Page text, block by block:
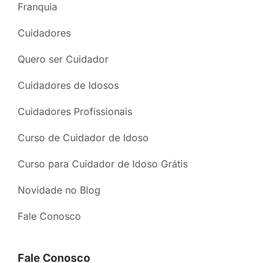
Franquia
Cuidadores
Quero ser Cuidador
Cuidadores de Idosos
Cuidadores Profissionais
Curso de Cuidador de Idoso
Curso para Cuidador de Idoso Grátis
Novidade no Blog
Fale Conosco
Fale Conosco